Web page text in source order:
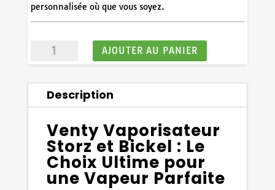
personnalisée où que vous soyez.
quantité
Vaporisateur
Storz
et
Bickel
AJOUTER AU PANIER
Description
Venty Vaporisateur
Storz et Bickel : Le
Choix Ultime pour
une Vapeur Parfaite